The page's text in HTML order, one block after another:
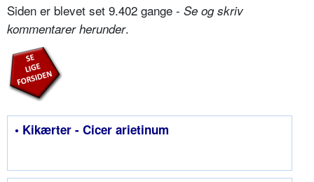
Siden er blevet set 9.402 gange - Se og skriv
kommentarer herunder.
• Kikærter - Cicer arietinum